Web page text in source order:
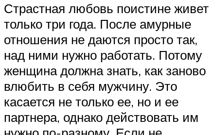
Страстная любовь поистине живет
только три года. После амурные
отношения не даются просто так,
над ними нужно работать. Потому
женщина должна знать, как заново
влюбить в себя мужчину. Это
касается не только ее, но и ее
партнера, однако действовать им